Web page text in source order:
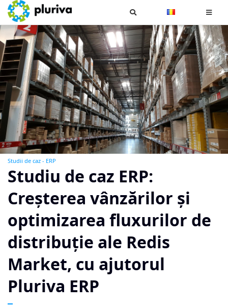
Cauta
Studii de caz - ERP
Studiu de caz ERP:
Creșterea vânzărilor și
optimizarea fluxurilor de
distribuție ale Redis
Market, cu ajutorul
Pluriva ERP